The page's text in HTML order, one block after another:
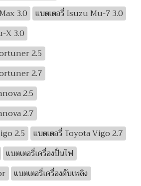
3.0
แบตเตอรี่ Isuzu Mu-7 3.0
X 3.0
2.5
2.7
2.5
2.7
2.5
แบตเตอรี่ Toyota Vigo 2.7
แบตเตอรี่เครื่องปั่นไฟ
แบตเตอรี่เครื่องดับเพลิง